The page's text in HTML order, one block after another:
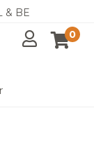
& BE
0